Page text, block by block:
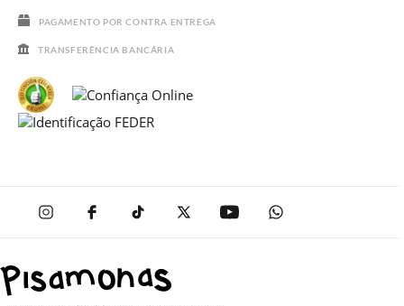
PAGAMENTO POR CONTRA ENTREGA
TRANSFERÊNCIA BANCÁRIA